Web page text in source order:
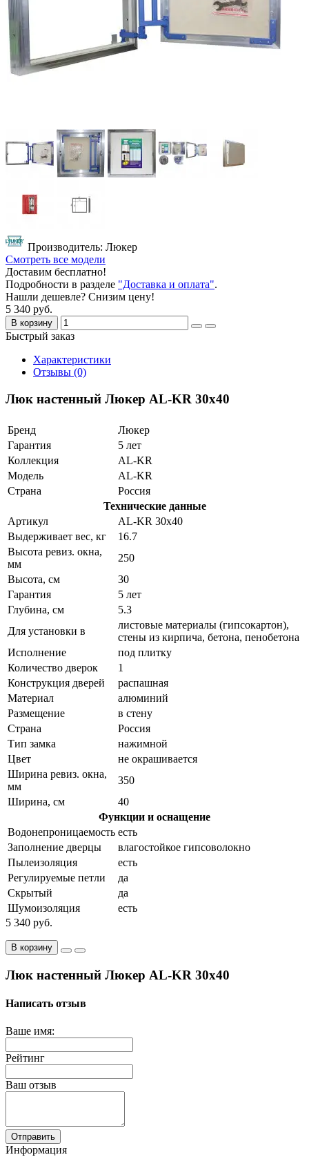
Производитель: Люкер
Смотреть все модели
Доставим бесплатно!
Подробности в разделе "Доставка и оплата".
Нашли дешевле? Снизим цену!
5 340 руб.
В корзину
Быстрый заказ
Характеристики
Отзывы (0)
Люк настенный Люкер AL-KR 30x40
Бренд
Люкер
Гарантия
5 лет
Коллекция
AL-KR
Модель
AL-KR
Страна
Россия
Технические данные
Артикул
AL-KR 30x40
Выдерживает вес, кг
16.7
Высота ревиз. окна,
мм
250
Высота, см
30
Гарантия
5 лет
Глубина, см
5.3
Для установки в
листовые материалы (гипсокартон),
стены из кирпича, бетона, пенобетона
Исполнение
под плитку
Количество дверок
1
Конструкция дверей
распашная
Материал
алюминий
Размещение
в стену
Страна
Россия
Тип замка
нажимной
Цвет
не окрашивается
Ширина ревиз. окна,
мм
350
Ширина, см
40
Функции и оснащение
Водонепроницаемость есть
Заполнение дверцы
влагостойкое гипсоволокно
Пылеизоляция
есть
Регулируемые петли
да
Скрытый
да
Шумоизоляция
есть
5 340 руб.
В корзину
Люк настенный Люкер AL-KR 30x40
Написать отзыв
Ваше имя:
Рейтинг
Ваш отзыв
Отправить
Информация